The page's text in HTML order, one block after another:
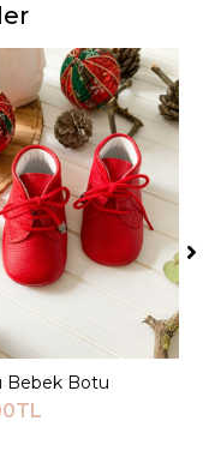
Sepete Ekle
Bebek Botu